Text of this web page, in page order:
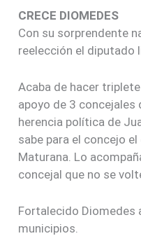
CRECE DIOMEDES
Con su sorprendente
reelección el diputado
Acaba de hacer
apoyo de 3 concejales
herencia política de
sabe para el concejo
Maturana. Lo
concejal que no se
Fortalecido Diomedes
municipios.